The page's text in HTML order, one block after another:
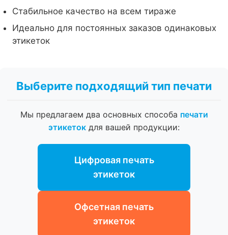
Стабильное качество на всем тираже
Идеально для постоянных заказов одинаковых
этикеток
Выберите подходящий тип печати
Мы предлагаем два основных способа печати
этикеток для вашей продукции:
Цифровая печать
этикеток
Офсетная печать
этикеток